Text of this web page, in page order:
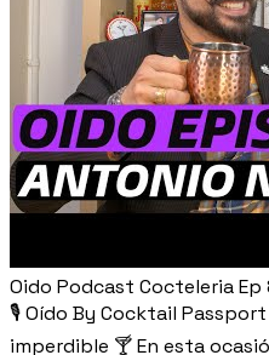
Oido Podcast Cocteleria
🎙️ Oído By Cocktail
imperdible 🍸 En esta